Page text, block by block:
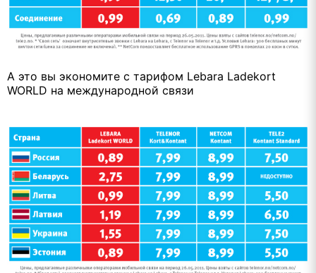
А это вы экономите с тарифом Lebara Ladekort
WORLD на международной связи